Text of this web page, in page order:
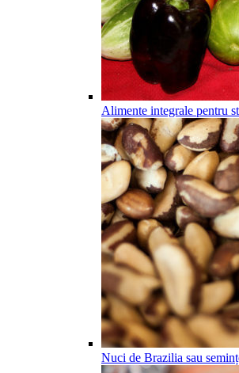
Alimente integrale pentru
Nuci de Brazilia sau